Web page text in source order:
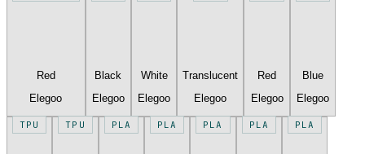
Red
Elegoo
Black
Elegoo
White
Elegoo
Translucent
Elegoo
Red
Elegoo
Blue
Elegoo
TPU TPU PLA PLA PLA PLA PLA